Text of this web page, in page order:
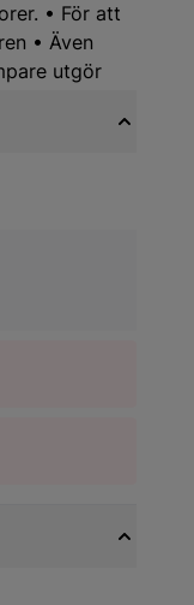
• För att
• Även
utgör